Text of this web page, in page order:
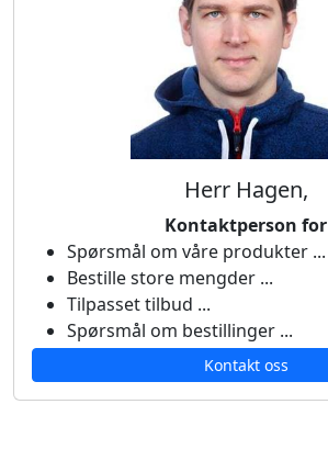
Herr Hagen,
Kontaktperson for
Spørsmål om våre produkter ...
Bestille store mengder ...
Tilpasset tilbud ...
Spørsmål om bestillinger ...
Kontakt oss